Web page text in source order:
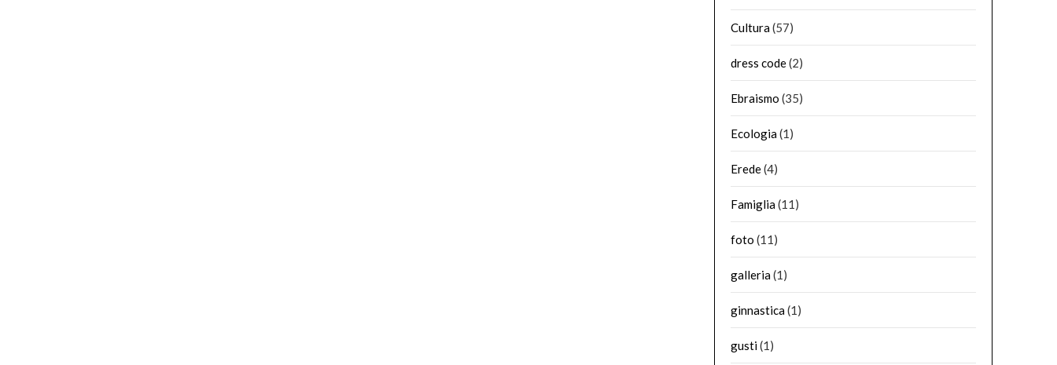
Cultura(57)
dress code(2)
Ebraismo (35)
Ecologia(1)
Erede(4)
Famiglia(11)
foto (11)
galleria(1)
ginnastica(1)
gusti(1)